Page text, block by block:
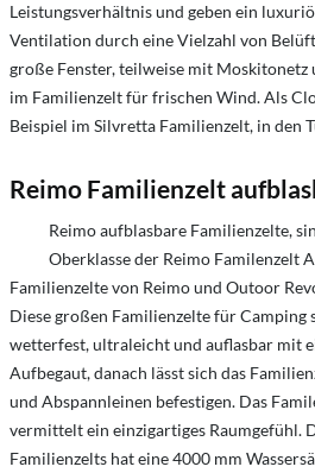
Leistungsverhältnis und geben ein
Ventilation durch eine Vielzahl von
große Fenster, teilweise mit Moskitonetz
im Familienzelt für frischen Wind. Als
Beispiel im Silvretta Familienzelt, in den
Reimo Familienzelt
Reimo aufblasbare Familienzelte,
Oberklasse der Reimo Familenzelt
Familienzelte von Reimo und Outoor
Diese großen Familienzelte für Camping
wetterfest, ultraleicht und auflasbar mit
Aufbegaut, danach lässt sich das
und Abspannleinen befestigen. Das
vermittelt ein einzigartiges Raumgefühl.
Familienzelts hat eine 4000 mm